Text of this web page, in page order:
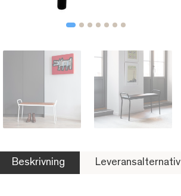
Beskrivning Leveransalternativ